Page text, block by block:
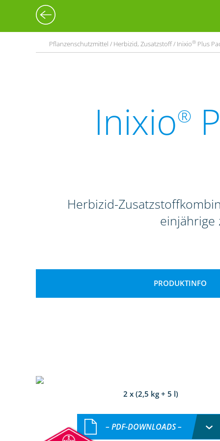
Pflanzenschutzmittel / Herbizid, Zusatzstoff / Inixio® Plus
Inixio®
Herbizid-
einjährige
PRODUKTINFO
2 x (2,5 kg + 5 l)
– PDF-DOWNLOADS –